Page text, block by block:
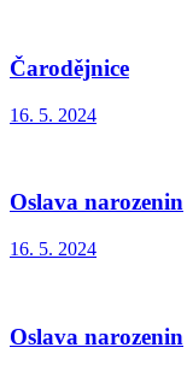
Čarodějnice
16. 5. 2024
Oslava narozenin
16. 5. 2024
Oslava narozenin